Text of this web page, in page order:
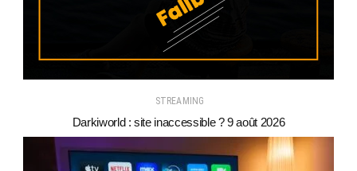
STREAMING
Darkiworld : site inaccessible ? 9 août 2026